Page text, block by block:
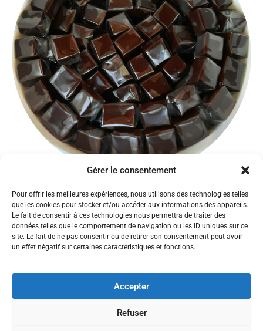
Gérer le consentement
Pour offrir les meilleures expériences, nous utilisons des technologies telles
que les cookies pour stocker et/ou accéder aux informations des appareils.
Le fait de consentir à ces technologies nous permettra de traiter des
données telles que le comportement de navigation ou les ID uniques sur ce
site. Le fait de ne pas consentir ou de retirer son consentement peut avoir
un effet négatif sur certaines caractéristiques et fonctions.
Accepter
Refuser
Mentions légales
CGV